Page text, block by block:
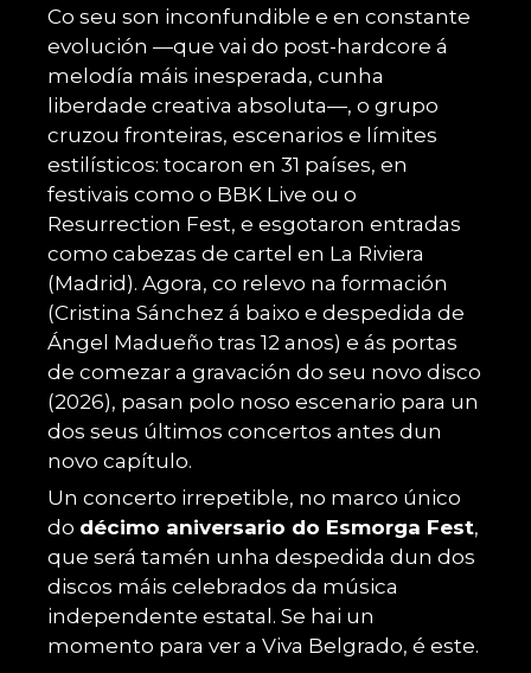
Co seu son inconfundible e en constante
evolución —que vai do post-hardcore á
melodía máis inesperada, cunha
liberdade creativa absoluta—, o grupo
cruzou fronteiras, escenarios e límites
estilísticos: tocaron en 31 países, en
festivais como o BBK Live ou o
Resurrection Fest, e esgotaron entradas
como cabezas de cartel en La Riviera
(Madrid). Agora, co relevo na formación
(Cristina Sánchez á baixo e despedida de
Ángel Madueño tras 12 anos) e ás portas
de comezar a gravación do seu novo disco
(2026), pasan polo noso escenario para un
dos seus últimos concertos antes dun
novo capítulo.
Un concerto irrepetible, no marco único
do décimo aniversario do Esmorga Fest,
que será tamén unha despedida dun dos
discos máis celebrados da música
independente estatal. Se hai un
momento para ver a Viva Belgrado, é este.